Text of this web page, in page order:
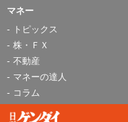
マネー
トピックス
株・ＦＸ
不動産
マネーの達人
コラム